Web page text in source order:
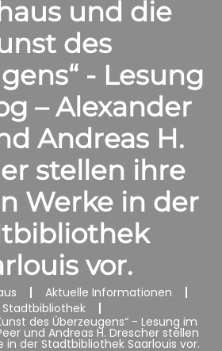
und die
des
- Lesung
– Alexander
Andreas H.
stellen ihre
Werke in der
vor.
Aktuelle Informationen
Stadtbibliothek
des Überzeugens“ - Lesung im
und Andreas H. Drescher stellen
in der Stadtbibliothek Saarlouis vor.